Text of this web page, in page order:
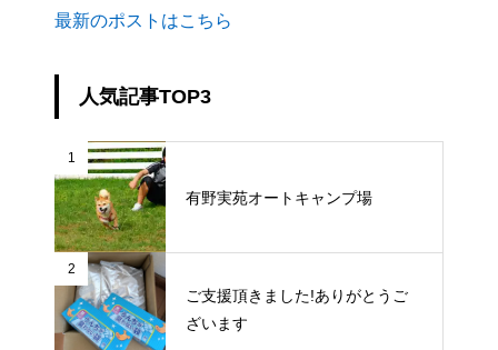
最新のポストはこちら
人気記事TOP3
1
有野実苑オートキャンプ場
2
ご支援頂きました!ありがとうご
ざいます